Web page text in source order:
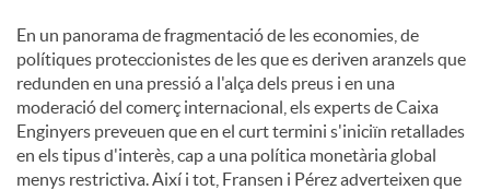
En un panorama de fragmentació de les economies, de
polítiques proteccionistes de les que es deriven aranzels que
redunden en una pressió a l'alça dels preus i en una
moderació del comerç internacional, els experts de Caixa
Enginyers preveuen que en el curt termini s'iniciïn retallades
en els tipus d'interès, cap a una política monetària global
menys restrictiva. Així i tot, Fransen i Pérez adverteixen que